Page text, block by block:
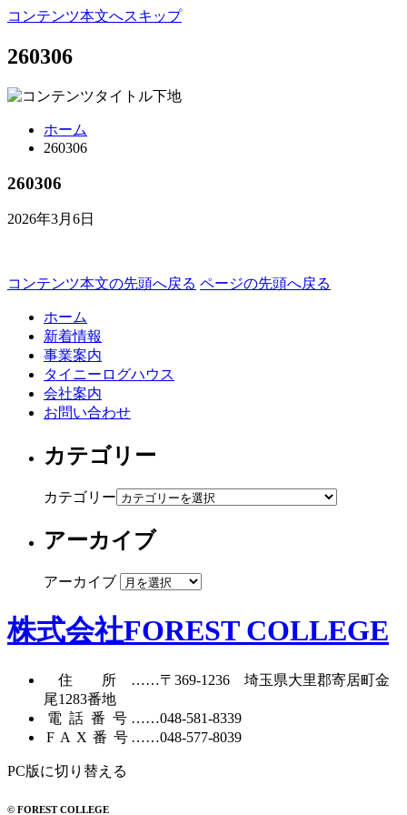
コンテンツ本文へスキップ
260306
ホーム
260306
260306
2026年3月6日
コンテンツ本文の先頭へ戻る ページの先頭へ戻る
ホーム
新着情報
事業案内
タイニーログハウス
会社案内
お問い合わせ
カテゴリー
カテゴリー
アーカイブ
アーカイブ
株式会社FOREST COLLEGE
住所……〒369-1236 埼玉県大里郡寄居町金
尾1283番地
電話番号……048-581-8339
FAX番号……048-577-8039
PC版に切り替える
© FOREST COLLEGE